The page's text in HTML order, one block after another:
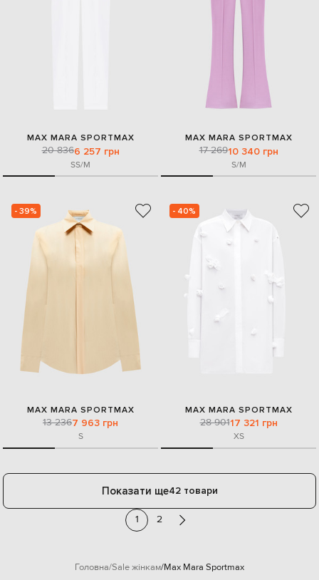
MAX MARA SPORTMAX
20 8366 257 грн
SS/M
MAX MARA SPORTMAX
17 26910 340 грн
S/M
- 39%
MAX MARA SPORTMAX
13 2367 963 грн
S
- 40%
MAX MARA SPORTMAX
28 90117 321 грн
XS
Показати ще42 товари
1 2
Головна Sale жінкам Max Mara Sportmax